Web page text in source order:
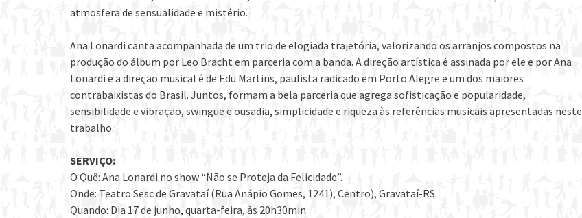
atmosfera de sensualidade e mistério.
Ana Lonardi canta acompanhada de um trio de elogiada trajetória, valorizando os arranjos compostos na
produção do álbum por Leo Bracht em parceria com a banda. A direção artística é assinada por ele e por Ana
Lonardi e a direção musical é de Edu Martins, paulista radicado em Porto Alegre e um dos maiores
contrabaixistas do Brasil. Juntos, formam a bela parceria que agrega sofisticação e popularidade,
sensibilidade e vibração, swingue e ousadia, simplicidade e riqueza às referências musicais apresentadas neste
trabalho.
SERVIÇO:
O Quê: Ana Lonardi no show “Não se Proteja da Felicidade”.
Onde: Teatro Sesc de Gravataí (Rua Anápio Gomes, 1241), Centro), Gravataí-RS.
Quando: Dia 17 de junho, quarta-feira, às 20h30min.